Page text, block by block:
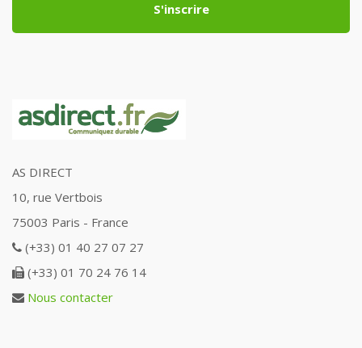
S'inscrire
AS DIRECT
10, rue Vertbois
75003 Paris - France
(+33) 01 40 27 07 27
(+33) 01 70 24 76 14
Nous contacter